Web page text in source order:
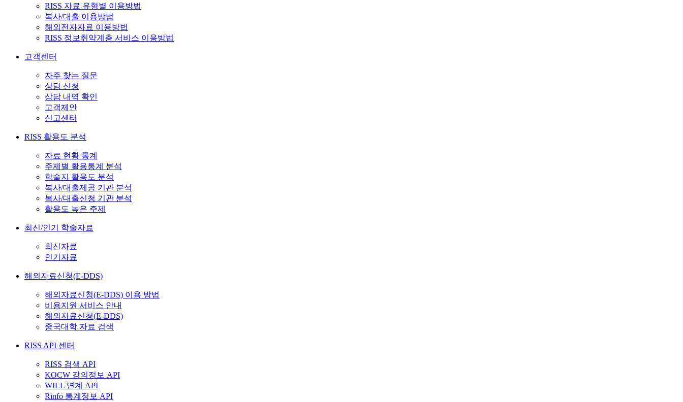
RISS 자료 유형별 이용방법
복사/대출 이용방법
해외전자자료 이용방법
RISS 정보취약계층 서비스 이용방법
고객센터
자주 찾는 질문
상담 신청
상담 내역 확인
고객제안
신고센터
RISS 활용도 분석
자료 현황 통계
주제별 활용통계 분석
학술지 활용도 분석
복사/대출제공 기관 분석
복사/대출신청 기관 분석
활용도 높은 주제
최신/인기 학술자료
최신자료
인기자료
해외자료신청(E-DDS)
해외자료신청(E-DDS) 이용 방법
비용지원 서비스 안내
해외자료신청(E-DDS)
중국대학 자료 검색
RISS API 센터
RISS 검색 API
KOCW 강의정보 API
WILL 연계 API
Rinfo 통계정보 API